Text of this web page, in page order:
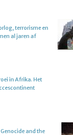
terrorisme en
al jaren af
in Afrika. Het
and the